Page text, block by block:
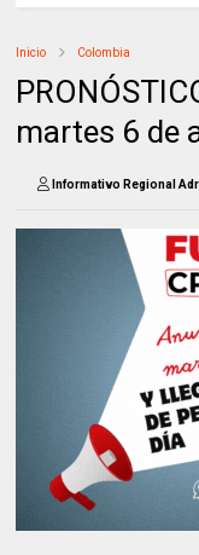
Inicio Colombia
martes 6 de
Informativo Regional